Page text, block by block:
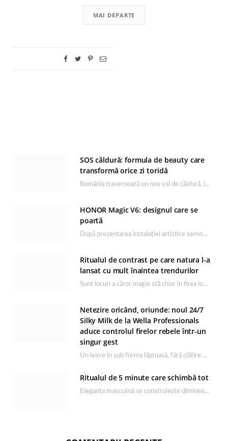
MAI DEPARTE
SOS căldură: formula de beauty care
transformă orice zi toridă
România traversează un nou val de căldură, iar rutina de îngrijire capătă un rol esențial…
HONOR Magic V6: designul care se
poartă
După prezentarea instalației artistice semnată de Catrinel Săbăciag în cadrul evenimentului de lansare HONOR Magic…
Ritualul de contrast pe care natura l-a
lansat cu mult înaintea trendurilor
Sunt locuri a căror magie stă chiar în firea lor naturală, iar Lacul Ursu din…
Netezire oricând, oriunde: noul 24/7
Silky Milk de la Wella Professionals
aduce controlul firelor rebele într-un
singur gest
Un leave in sub forma lăptoasă, fără clătire care completează rutina Ultimate Smooth și transformă…
Ritualul de 5 minute care schimbă tot
Eleganța masculină se construiește dimineața, în câteva minute și cu produsele potrivite. O rutină de…